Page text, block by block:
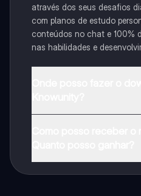
através dos seus desafios
com planos de estudo
conteúdos no chat e 100%
nas habilidades e